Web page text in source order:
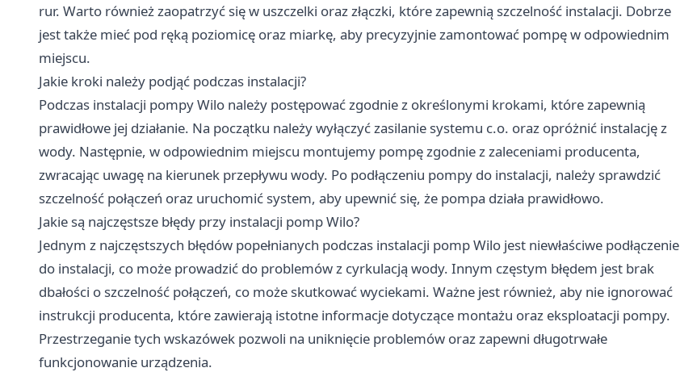
rur. Warto również zaopatrzyć się w uszczelki oraz złączki, które zapewnią szczelność instalacji. Dobrze
jest także mieć pod ręką poziomicę oraz miarkę, aby precyzyjnie zamontować pompę w odpowiednim
miejscu.
Jakie kroki należy podjąć podczas instalacji?
Podczas instalacji pompy Wilo należy postępować zgodnie z określonymi krokami, które zapewnią
prawidłowe jej działanie. Na początku należy wyłączyć zasilanie systemu c.o. oraz opróżnić instalację z
wody. Następnie, w odpowiednim miejscu montujemy pompę zgodnie z zaleceniami producenta,
zwracając uwagę na kierunek przepływu wody. Po podłączeniu pompy do instalacji, należy sprawdzić
szczelność połączeń oraz uruchomić system, aby upewnić się, że pompa działa prawidłowo.
Jakie są najczęstsze błędy przy instalacji pomp Wilo?
Jednym z najczęstszych błędów popełnianych podczas instalacji pomp Wilo jest niewłaściwe podłączenie
do instalacji, co może prowadzić do problemów z cyrkulacją wody. Innym częstym błędem jest brak
dbałości o szczelność połączeń, co może skutkować wyciekami. Ważne jest również, aby nie ignorować
instrukcji producenta, które zawierają istotne informacje dotyczące montażu oraz eksploatacji pompy.
Przestrzeganie tych wskazówek pozwoli na uniknięcie problemów oraz zapewni długotrwałe
funkcjonowanie urządzenia.